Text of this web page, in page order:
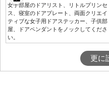
女子部屋のドアリスト、リトルプリンセ
ス、寝室のドアプレート、両面クリエイ
ティブな女子用ドアステッカー、子供部
屋、ドアペンダントをノックしてくださ
い。
更に